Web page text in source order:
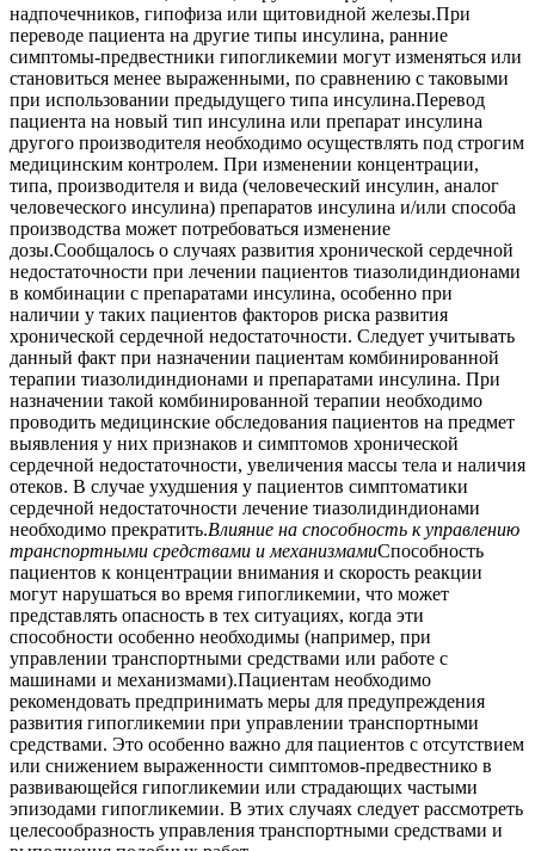
надпочечников, гипофиза или щитовидной железы.При
переводе пациента на другие типы инсулина, ранние
симптомы-предвестники гипогликемии могут изменяться или
становиться менее выраженными, по сравнению с таковыми
при использовании предыдущего типа инсулина.Перевод
пациента на новый тип инсулина или препарат инсулина
другого производителя необходимо осуществлять под строгим
медицинским контролем. При изменении концентрации,
типа, производителя и вида (человеческий инсулин, аналог
человеческого инсулина) препаратов инсулина и/или способа
производства может потребоваться изменение
дозы.Сообщалось о случаях развития хронической сердечной
недостаточности при лечении пациентов тиазолидиндионами
в комбинации с препаратами инсулина, особенно при
наличии у таких пациентов факторов риска развития
хронической сердечной недостаточности. Следует учитывать
данный факт при назначении пациентам комбинированной
терапии тиазолидиндионами и препаратами инсулина. При
назначении такой комбинированной терапии необходимо
проводить медицинские обследования пациентов на предмет
выявления у них признаков и симптомов хронической
сердечной недостаточности, увеличения массы тела и наличия
отеков. В случае ухудшения у пациентов симптоматики
сердечной недостаточности лечение тиазолидиндионами
необходимо прекратить.Влияние на способность к управлению
транспортными средствами и механизмамиСпособность
пациентов к концентрации внимания и скорость реакции
могут нарушаться во время гипогликемии, что может
представлять опасность в тех ситуациях, когда эти
способности особенно необходимы (например, при
управлении транспортными средствами или работе с
машинами и механизмами).Пациентам необходимо
рекомендовать предпринимать меры для предупреждения
развития гипогликемии при управлении транспортными
средствами. Это особенно важно для пациентов с отсутствием
или снижением выраженности симптомов-предвестнико в
развивающейся гипогликемии или страдающих частыми
эпизодами гипогликемии. В этих случаях следует рассмотреть
целесообразность управления транспортными средствами и